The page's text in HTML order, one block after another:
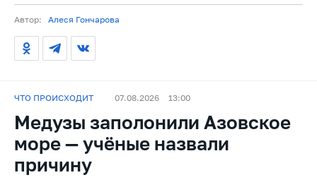
Автор: Алеся Гончарова
ЧТО ПРОИСХОДИТ 07.08.2026 13:00
Медузы заполонили Азовское
море — учёные назвали
причину